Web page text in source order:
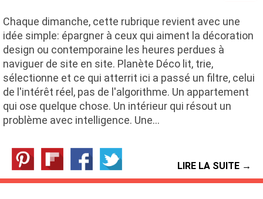
Chaque dimanche, cette rubrique revient avec une
idée simple: épargner à ceux qui aiment la décoration
design ou contemporaine les heures perdues à
naviguer de site en site. Planète Déco lit, trie,
sélectionne et ce qui atterrit ici a passé un filtre, celui
de l'intérêt réel, pas de l'algorithme. Un appartement
qui ose quelque chose. Un intérieur qui résout un
problème avec intelligence. Une…
LIRE LA SUITE →